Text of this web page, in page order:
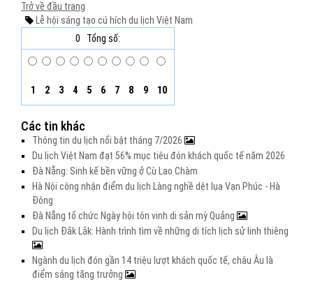
Trở về đầu trang
Lễ hội sáng tạo cú hích du lịch Việt Nam
0
Tổng số:
1 2 3 4 5 6 7 8 9 10
Các tin khác
Thông tin du lịch nổi bật tháng 7/2026
Du lịch Việt Nam đạt 56% mục tiêu đón khách quốc tế năm 2026
Đà Nẵng: Sinh kế bền vững ở Cù Lao Chàm
Hà Nội công nhận điểm du lịch Làng nghề dệt lụa Vạn Phúc - Hà
Đông
Đà Nẵng tổ chức Ngày hội tôn vinh di sản mỳ Quảng
Du lịch Đắk Lắk: Hành trình tìm về những di tích lịch sử linh thiêng
Ngành du lịch đón gần 14 triệu lượt khách quốc tế, châu Âu là
điểm sáng tăng trưởng